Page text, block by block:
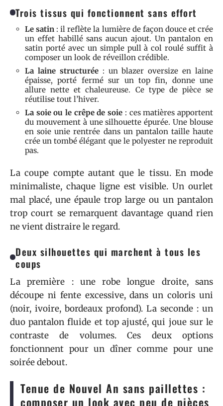
Trois tissus qui fonctionnent sans effort
Le satin : il reflète la lumière de façon douce et crée
un effet habillé sans aucun ajout. Un pantalon en
satin porté avec un simple pull à col roulé suffit à
composer un look de réveillon crédible.
La laine structurée: un blazer oversize en laine
épaisse, porté fermé sur un top fin, donne une
allure nette et chaleureuse. Ce type de pièce se
réutilise tout l’hiver.
La soie ou le crêpe de soie : ces matières apportent
du mouvement à une silhouette épurée. Une blouse
en soie unie rentrée dans un pantalon taille haute
crée un tombé élégant que le polyester ne reproduit
pas.
La coupe compte autant que le tissu. En mode
minimaliste, chaque ligne est visible. Un ourlet
mal placé, une épaule trop large ou un pantalon
trop court se remarquent davantage quand rien
ne vient distraire le regard.
Deux silhouettes qui marchent à tous les
coups
La première : une robe longue droite, sans
découpe ni fente excessive, dans un coloris uni
(noir, ivoire, bordeaux profond). La seconde : un
duo pantalon fluide et top ajusté, qui joue sur le
contraste de volumes. Ces deux options
fonctionnent pour un dîner comme pour une
soirée debout.
Tenue de Nouvel An sans paillettes :
composer un look avec peu de pièces